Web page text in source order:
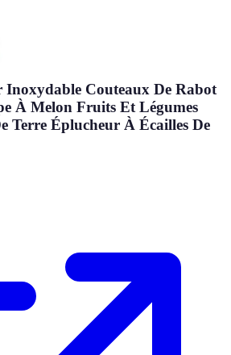
Inoxydable Couteaux De Rabot
À Melon Fruits Et Légumes
Terre Éplucheur À Écailles De